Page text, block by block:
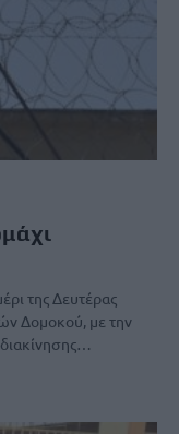
της Δευτέρας
Δομοκού, με την